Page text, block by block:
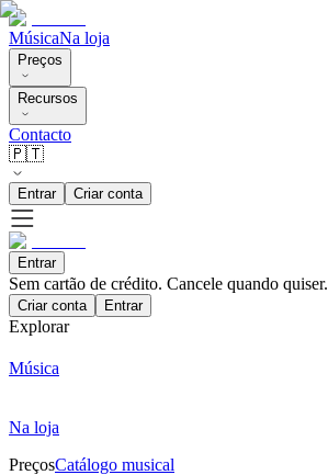
MúsicaNa loja
Preços
Recursos
Contacto
🇵🇹
Entrar Criar conta
Entrar
Sem cartão de crédito. Cancele quando quiser.
Criar conta Entrar
Explorar
Música
Na loja
PreçosCatálogo musical